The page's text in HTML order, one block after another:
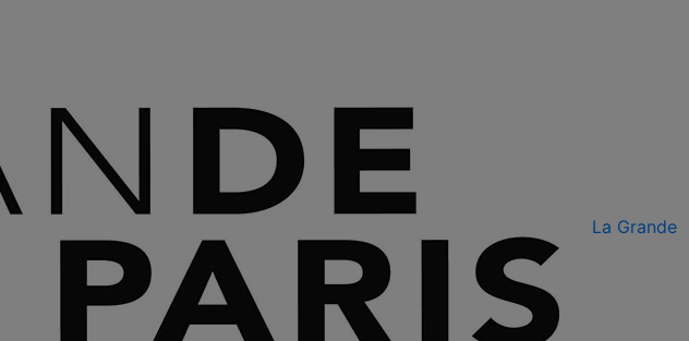
La Grande